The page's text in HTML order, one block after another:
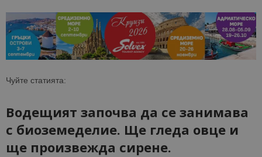
Чуйте статията:
Водещият започва да се занимава
с биоземеделие. Ще гледа овце и
ще произвежда сирене.